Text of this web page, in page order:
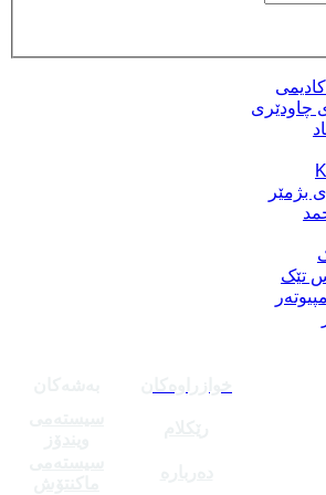
چاودێری
بژمێر
تێک